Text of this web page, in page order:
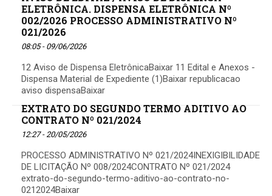
ELETRÔNICA. DISPENSA ELETRÔNICA Nº
002/2026 PROCESSO ADMINISTRATIVO Nº
021/2026
08:05 - 09/06/2026
12 Aviso de Dispensa EletrônicaBaixar 11 Edital e Anexos -
Dispensa Material de Expediente (1)Baixar republicacao
aviso dispensaBaixar
EXTRATO DO SEGUNDO TERMO ADITIVO AO
CONTRATO Nº 021/2024
12:27 - 20/05/2026
PROCESSO ADMINISTRATIVO Nº 021/2024INEXIGIBILIDADE
DE LICITAÇÃO Nº 008/2024CONTRATO Nº 021/2024
extrato-do-segundo-termo-aditivo-ao-contrato-no-
0212024Baixar